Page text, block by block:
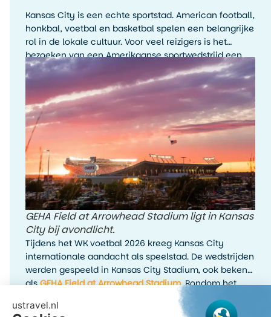
Kansas City is een echte sportstad. American football,
honkbal, voetbal en basketbal spelen een belangrijke
rol in de lokale cultuur. Voor veel reizigers is het
bezoeken van een Amerikaanse sportwedstrijd een
hoogtepunt van de reis, zelfs als je de sport zelf niet
wekelijks volgt.
GEHA Field at Arrowhead Stadium ligt in Kansas
City bij avondlicht.
Tijdens het WK voetbal 2026 kreeg Kansas City
internationale aandacht als speelstad. De wedstrijden
werden gespeeld in Kansas City Stadium, ook bekend
alsGEHA Field at Arrowhead Stadium. Rondom het
toernooi waren er fanactiviteiten, kijkfeesten en
evenementen in de stad.